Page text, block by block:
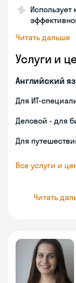
Читать дальше
Услуги и
Английский
Для ИТ-
Деловой - для
Для
Все услуги и
Читать